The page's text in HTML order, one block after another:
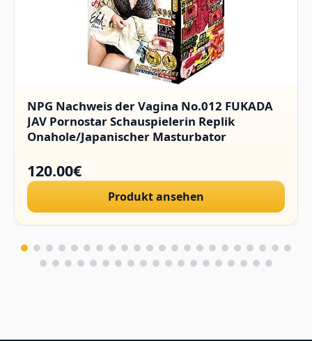
NPG Nachweis der Vagina No.012 FUKADA
JAV Pornostar Schauspielerin Replik
Onahole/Japanischer Masturbator
120.00€
Produkt ansehen